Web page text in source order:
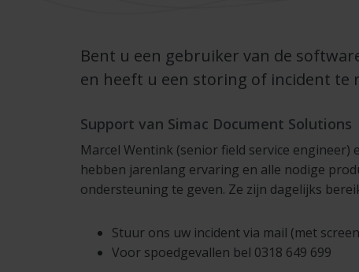
Bent u een gebruiker van de
en heeft u een storing of incident te
Support van Simac Document Solutions
Marcel Wentink (senior field service engineer)
hebben jarenlang ervaring en alle nodige
ondersteuning te geven. Ze zijn dagelijks
Stuur ons uw incident via mail (met
Voor spoedgevallen bel 0318 649 699